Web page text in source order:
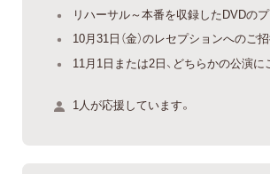
リハーサル～本番を収録したDVDの
10月31日（金）のレセプションへのご
11月1日または2日、どちらかの公演に
1人が応援しています。